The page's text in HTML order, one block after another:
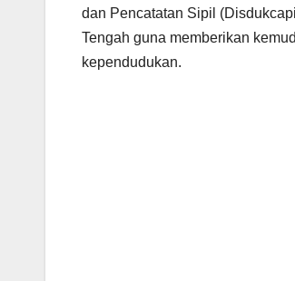
dan Pencatatan Sipil
Tengah guna memberikan
kependudukan.